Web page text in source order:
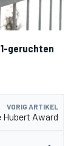
geruchten
VORIG ARTIKEL
Award